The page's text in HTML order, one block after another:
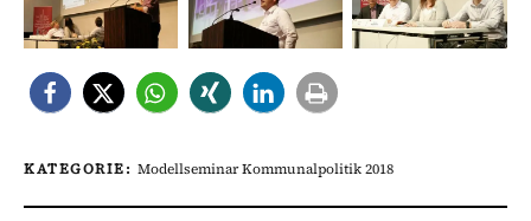
KATEGORIE: Modellseminar Kommunalpolitik 2018